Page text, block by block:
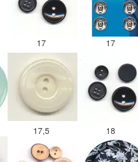
17 17
17,5 18